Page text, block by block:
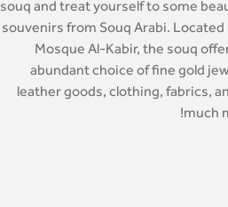
souq and treat yourself to some
souvenirs from Souq Arabi. Located
Mosque Al-Kabir, the souq
abundant choice of fine gold
leather goods, clothing, fabrics,
much